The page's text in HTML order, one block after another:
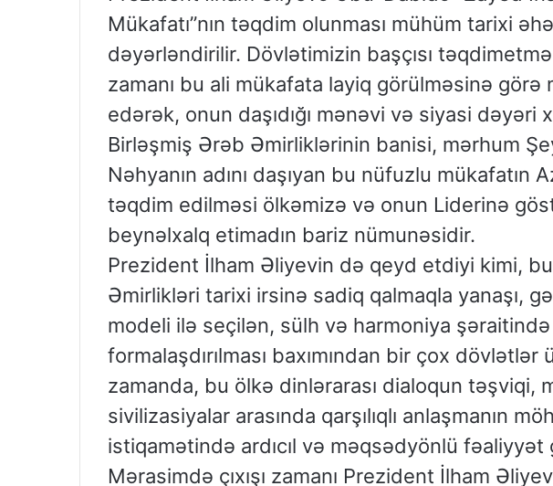
Mükafatı”nın təqdim olunması mühüm tarixi
dəyərləndirilir. Dövlətimizin başçısı təqdimetmə
zamanı bu ali mükafata layiq görülməsinə görə
edərək, onun daşıdığı mənəvi və siyasi dəyəri
Birləşmiş Ərəb Əmirliklərinin banisi, mərhum
Nəhyanın adını daşıyan bu nüfuzlu mükafatın
təqdim edilməsi ölkəmizə və onun Liderinə
beynəlxalq etimadın bariz nümunəsidir.
Prezident İlham Əliyevin də qeyd etdiyi kimi,
Əmirlikləri tarixi irsinə sadiq qalmaqla yanaşı,
modeli ilə seçilən, sülh və harmoniya
formalaşdırılması baxımından bir çox
zamanda, bu ölkə dinlərarası dialoqun təşviqi,
sivilizasiyalar arasında qarşılıqlı anlaşmanın
istiqamətində ardıcıl və məqsədyönlü fəaliyyət
Mərasimdə çıxışı zamanı Prezident İlham